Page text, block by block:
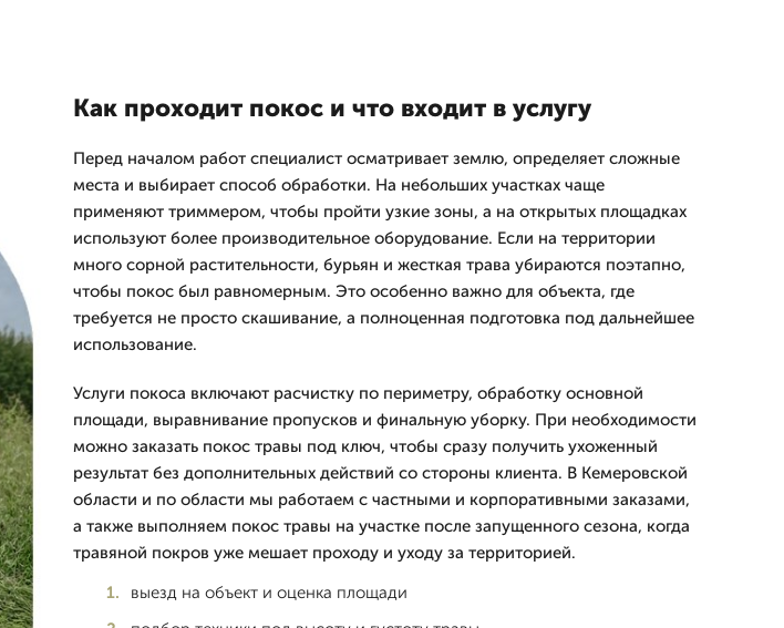
Как проходит покос и что входит в услугу
Перед началом работ специалист осматривает землю, определяет сложные
места и выбирает способ обработки. На небольших участках чаще
применяют триммером, чтобы пройти узкие зоны, а на открытых площадках
используют более производительное оборудование. Если на территории
много сорной растительности, бурьян и жесткая трава убираются поэтапно,
чтобы покос был равномерным. Это особенно важно для объекта, где
требуется не просто скашивание, а полноценная подготовка под дальнейшее
использование.
Услуги покоса включают расчистку по периметру, обработку основной
площади, выравнивание пропусков и финальную уборку. При необходимости
можно заказать покос травы под ключ, чтобы сразу получить ухоженный
результат без дополнительных действий со стороны клиента. В Кемеровской
области и по области мы работаем с частными и корпоративными заказами,
а также выполняем покос травы на участке после запущенного сезона, когда
травяной покров уже мешает проходу и уходу за территорией.
выезд на объект и оценка площади